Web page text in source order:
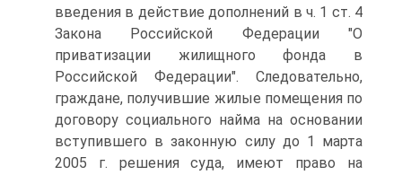
введения в действие дополнений в ч. 1 ст. 4
Закона Российской Федерации "О
приватизации жилищного фонда в
Российской Федерации". Следовательно,
граждане, получившие жилые помещения по
договору социального найма на основании
вступившего в законную силу до 1 марта
2005 г. решения суда, имеют право на